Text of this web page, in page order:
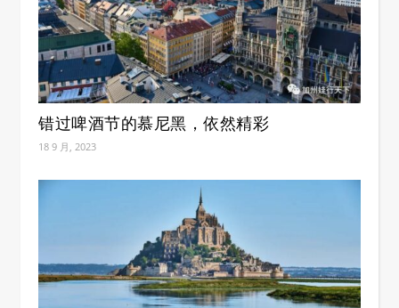
错过啤酒节的慕尼黑，依然精彩
18 9 月, 2023